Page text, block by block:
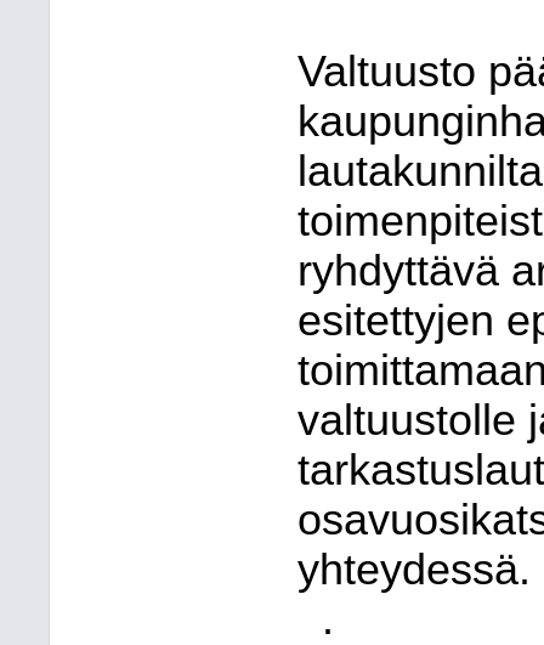
Valtuusto
ryhdyttävä
esitettyjen
valtuustolle
yhteydessä.
.